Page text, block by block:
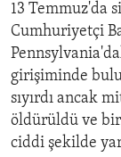
13 Temmuz'da
Cumhuriyetçi
girişiminde
sıyırdı ancak
öldürüldü ve
ciddi şekilde